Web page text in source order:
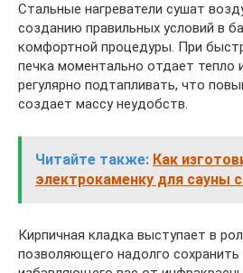
Стальные нагреватели сушат
созданию правильных условий в
комфортной процедуры. При
печка моментально отдает тепло
регулярно подтапливать, что
создает массу неудобств.
Читайте также: Как
электрокаменку для сауны
Кирпичная кладка выступает в
позволяющего надолго сохранить